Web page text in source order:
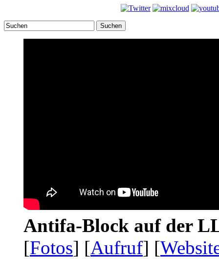
Suchen
Antifa-Block auf der
[Fotos] [Aufruf] [